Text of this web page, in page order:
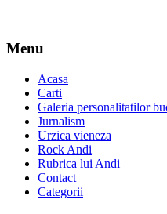
Menu
Acasa
Carti
Galeria personalitatilor
Jurnalism
Urzica vieneza
Rock Andi
Rubrica lui Andi
Contact
Categorii